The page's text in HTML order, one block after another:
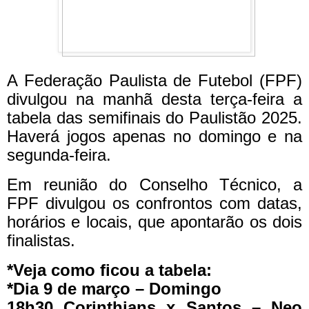
A Federação Paulista de Futebol (FPF)
divulgou na manhã desta terça-feira a
tabela das semifinais do Paulistão 2025.
Haverá jogos apenas no domingo e na
segunda-feira.
Em reunião do Conselho Técnico, a
FPF divulgou os confrontos com datas,
horários e locais, que apontarão os dois
finalistas.
*Veja como ficou a tabela:
*Dia 9 de março – Domingo